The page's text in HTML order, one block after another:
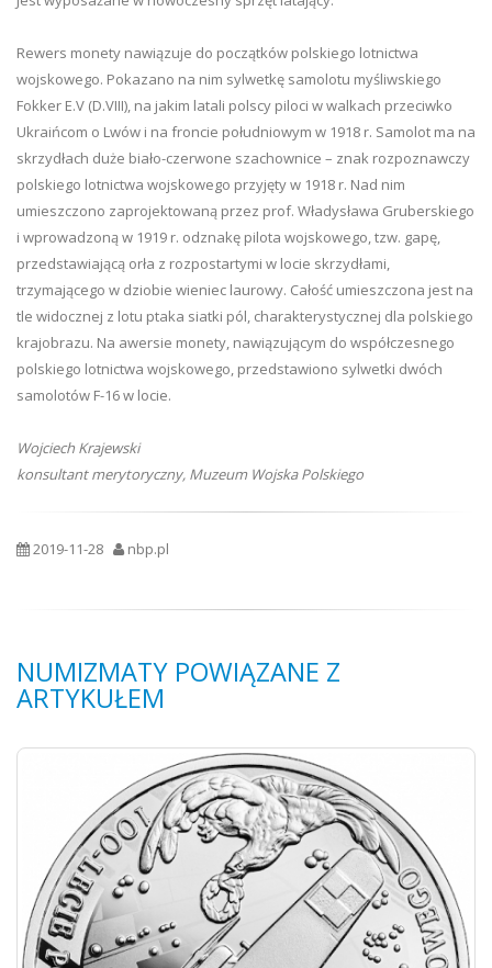
Rewers monety nawiązuje do początków polskiego lotnictwa
wojskowego. Pokazano na nim sylwetkę samolotu myśliwskiego
Fokker E.V (D.VIII), na jakim latali polscy piloci w walkach przeciwko
Ukraińcom o Lwów i na froncie południowym w 1918 r. Samolot ma na
skrzydłach duże biało-czerwone szachownice – znak rozpoznawczy
polskiego lotnictwa wojskowego przyjęty w 1918 r. Nad nim
umieszczono zaprojektowaną przez prof. Władysława Gruberskiego
i wprowadzoną w 1919 r. odznakę pilota wojskowego, tzw. gapę,
przedstawiającą orła z rozpostartymi w locie skrzydłami,
trzymającego w dziobie wieniec laurowy. Całość umieszczona jest na
tle widocznej z lotu ptaka siatki pól, charakterystycznej dla polskiego
krajobrazu. Na awersie monety, nawiązującym do współczesnego
polskiego lotnictwa wojskowego, przedstawiono sylwetki dwóch
samolotów F-16 w locie.
Wojciech Krajewski
konsultant merytoryczny, Muzeum Wojska Polskiego
2019-11-28 nbp.pl
NUMIZMATY POWIĄZANE Z
ARTYKUŁEM